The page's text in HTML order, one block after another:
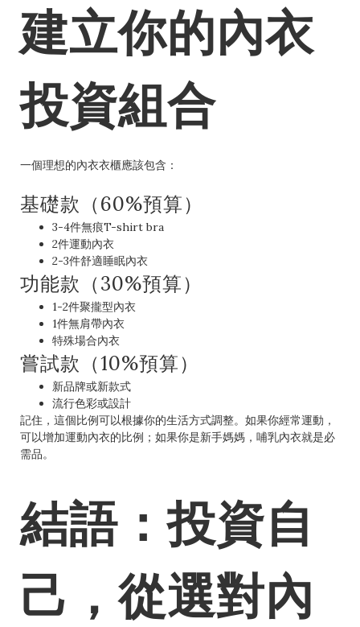
建立你的內衣
投資組合
一個理想的內衣衣櫃應該包含：
基礎款（60%預算）
3-4件無痕T-shirt bra
2件運動內衣
2-3件舒適睡眠內衣
功能款（30%預算）
1-2件聚攏型內衣
1件無肩帶內衣
特殊場合內衣
嘗試款（10%預算）
新品牌或新款式
流行色彩或設計
記住，這個比例可以根據你的生活方式調整。如果你經常運動，
可以增加運動內衣的比例；如果你是新手媽媽，哺乳內衣就是必
需品。
結語：投資自
己，從選對內